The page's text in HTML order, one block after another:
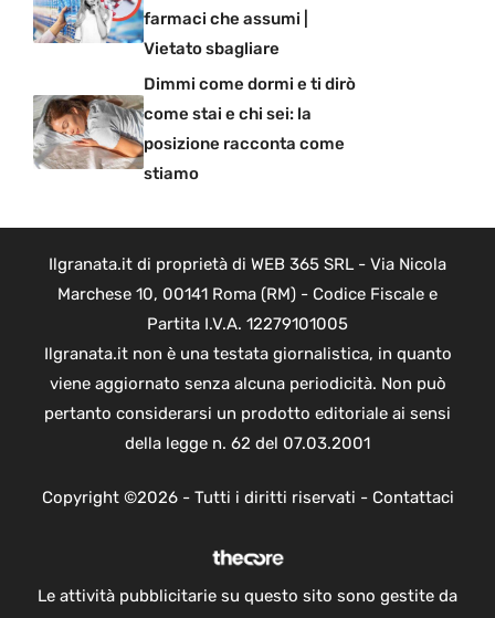
farmaci che assumi |
Vietato sbagliare
Dimmi come dormi e ti dirò
come stai e chi sei: la
posizione racconta come
stiamo
Ilgranata.it di proprietà di WEB 365 SRL - Via Nicola
Marchese 10, 00141 Roma (RM) - Codice Fiscale e
Partita I.V.A. 12279101005
Ilgranata.it non è una testata giornalistica, in quanto
viene aggiornato senza alcuna periodicità. Non può
pertanto considerarsi un prodotto editoriale ai sensi
della legge n. 62 del 07.03.2001
Copyright ©2026 - Tutti i diritti riservati - Contattaci
Le attività pubblicitarie su questo sito sono gestite da